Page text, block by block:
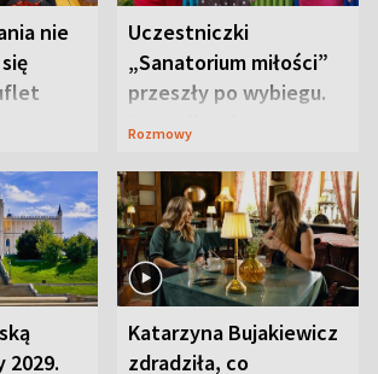
nie
Uczestniczki
„Sanatorium miłości”
przeszły po wybiegu.
Te stylizacje
Rozmowy
2029.
Katarzyna Bujakiewicz
zdradziła, co